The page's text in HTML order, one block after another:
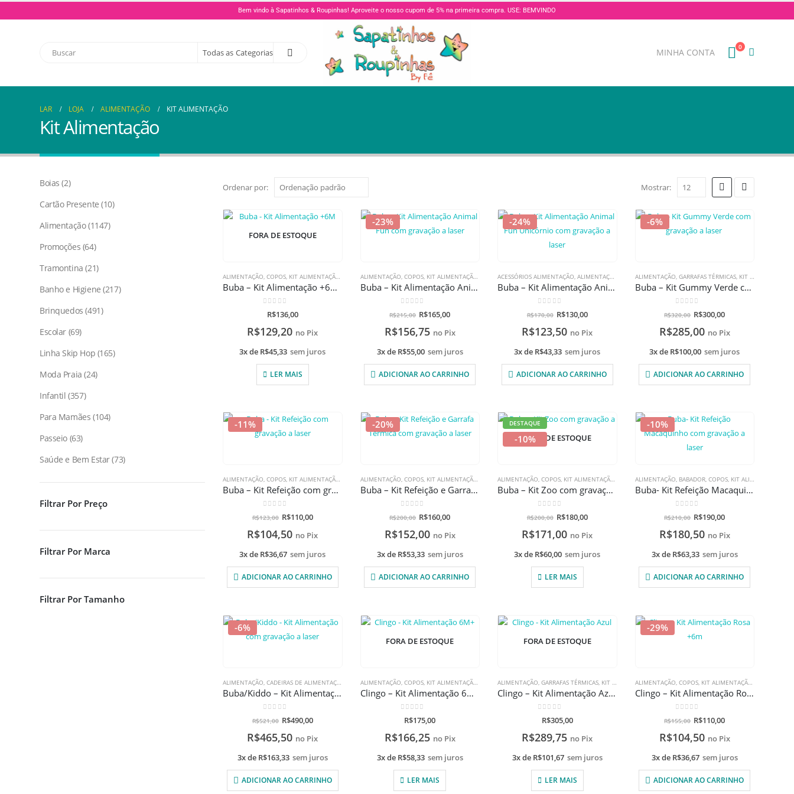
Bem vindo à Sapatinhos & Roupinhas! Aproveite o nosso cupom de 5% na primeira compra. USE: BEMVINDO
Todas as Categorias MINHA CONTA
0
LAR LOJA ALIMENTAÇÃO KIT ALIMENTAÇÃO
Kit Alimentação
Ordenar por: Mostrar:
FORA DE ESTOQUE
ALIMENTAÇÃO COPOS KIT ALIMENTAÇÃO PRATOS E BOWLS,TALHERES
Buba – Kit Alimentação +6M com gravação a laser
de 5
R$136,00
R$129,20 no Pix
3x de R$45,33 sem juros
LER MAIS
-23%
ALIMENTAÇÃO COPOS, KIT ALIMENTAÇÃO PRATOS E BOWLS, PROMOÇÕES,TALHERES
Buba – Kit Alimentação Animal Fun com gravação a laser
de 5
R$215,00 R$165,00
R$156,75 no Pix
3x de R$55,00 sem juros
ADICIONAR AO CARRINHO
-24%
ACESSÓRIOS ALIMENTAÇÃO ALIMENTAÇÃO COPOS ,KIT ALIMENTAÇÃO,PRATOS E BOWLS, PROMOÇÕES
Buba – Kit Alimentação Animal Fun Unicórnio com gravação a laser
de 5
R$170,00 R$130,00
R$123,50 no Pix
3x de R$43,33 sem juros
ADICIONAR AO CARRINHO
-6%
ALIMENTAÇÃO GARRAFAS TÉRMICAS, KIT ALIMENTAÇÃO
Buba – Kit Gummy Verde com gravação a laser
de 5
R$320,00 R$300,00
R$285,00 no Pix
3x de R$100,00 sem juros
ADICIONAR AO CARRINHO
-11%
ALIMENTAÇÃO, COPOS, KIT ALIMENTAÇÃO PRATOS E BOWLS,PROMOÇÕES
Buba – Kit Refeição com gravação a laser
de 5
R$123,00 R$110,00
R$104,50 no Pix
3x de R$36,67 sem juros
ADICIONAR AO CARRINHO
-20%
ALIMENTAÇÃO, COPOS, KIT ALIMENTAÇÃO PRATOS E BOWLS,PROMOÇÕES
Buba – Kit Refeição e Garrafa Térmica com gravação a laser
de 5
R$200,00 R$160,00
R$152,00 no Pix
3x de R$53,33 sem juros
ADICIONAR AO CARRINHO
DESTAQUE
-10%
FORA DE ESTOQUE
ALIMENTAÇÃO, COPOS, KIT ALIMENTAÇÃO POTES DE BISCOITO, PROMOÇÕES
Buba – Kit Zoo com gravação a laser
de 5
R$200,00 R$180,00
R$171,00 no Pix
3x de R$60,00 sem juros
LER MAIS
-10%
ALIMENTAÇÃO, BABADOR, COPOS, KIT ALIMENTAÇÃO
Buba- Kit Refeição Macaquinho com gravação a laser
de 5
R$210,00 R$190,00
R$180,50 no Pix
3x de R$63,33 sem juros
ADICIONAR AO CARRINHO
-6%
ALIMENTAÇÃO CADEIRAS DE ALIMENTAÇÃO COPOS ,KIT ALIMENTAÇÃO, PRATOS E BOWLS PROMOÇÕES,TALHERES
Buba/Kiddo – Kit Alimentação com gravação a laser
R$521,00 R$490,00
R$465,50 no Pix
3x de R$163,33 sem juros
ADICIONAR AO CARRINHO
FORA DE ESTOQUE
ALIMENTAÇÃO COPOS, KIT ALIMENTAÇÃO PRATOS E BOWLS,PROMOÇÕES,TALHERES
Clingo – Kit Alimentação 6M+
de 5
R$175,00
R$166,25 no Pix
3x de R$58,33 sem juros
LER MAIS
FORA DE ESTOQUE
ALIMENTAÇÃO GARRAFAS TÉRMICAS KIT ALIMENTAÇÃO ,PRATOS E BOWLS,TALHERES
Clingo – Kit Alimentação Azul com gravação a laser
de 5
R$305,00
R$289,75 no Pix
3x de R$101,67 sem juros
LER MAIS
-29%
ALIMENTAÇÃO COPOS, KIT ALIMENTAÇÃO
Clingo – Kit Alimentação Rosa +6m
R$155,00 R$110,00
R$104,50 no Pix
3x de R$36,67 sem juros
ADICIONAR AO CARRINHO
Boias 2
Cartão Presente 10
Alimentação 1147
Promoções 64
Tramontina 21
Banho e Higiene 217
Brinquedos 491
Escolar 69
Linha Skip Hop 165
Moda Praia 24
Infantil 357
Para Mamães 104
Passeio 63
Saúde e Bem Estar 73
Filtrar Por Preço
Filtrar Por Marca
Filtrar Por Tamanho